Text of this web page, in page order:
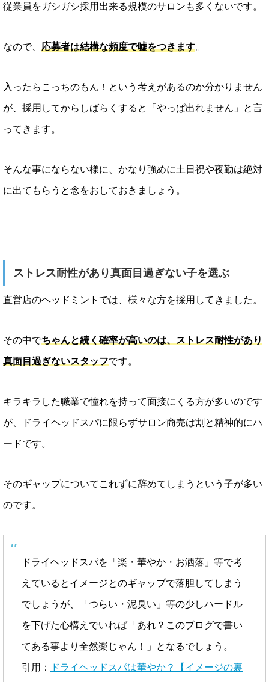
従業員をガシガシ採用出来る規模のサロンも多くないです。
なので、 応募者は結構な頻度で嘘をつきます。
入ったらこっちのもん！という考えがあるのか分かりません
が、採用してからしばらくすると「やっぱ出れません」と言
ってきます。
そんな事にならない様に、かなり強めに土日祝や夜勤は絶対
に出てもらうと念をおしておきましょう。
ストレス耐性があり真面目過ぎない子を選ぶ
直営店のヘッドミントでは、様々な方を採用してきました。
その中でちゃんと続く確率が高いのは、ストレス耐性があり
真面目過ぎないスタッフです。
キラキラした職業で憧れを持って面接にくる方が多いのです
が、ドライヘッドスパに限らずサロン商売は割と精神的にハ
ードです。
そのギャップについてこれずに辞めてしまうという子が多い
のです。
ドライヘッドスパを「楽・華やか・お洒落」等で考
えているとイメージとのギャップで落胆してしまう
でしょうが、「つらい・泥臭い」等の少しハードル
を下げた心構えでいれば「あれ？このブログで書い
てある事より全然楽じゃん！」となるでしょう。
引用： ドライヘッドスパは華やか？【イメージの裏